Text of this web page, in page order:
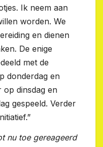
Ik neem aan
worden. We
en dienen
De enige
met de
donderdag en
op dinsdag en
gespeeld. Verder
nu toe gereageerd